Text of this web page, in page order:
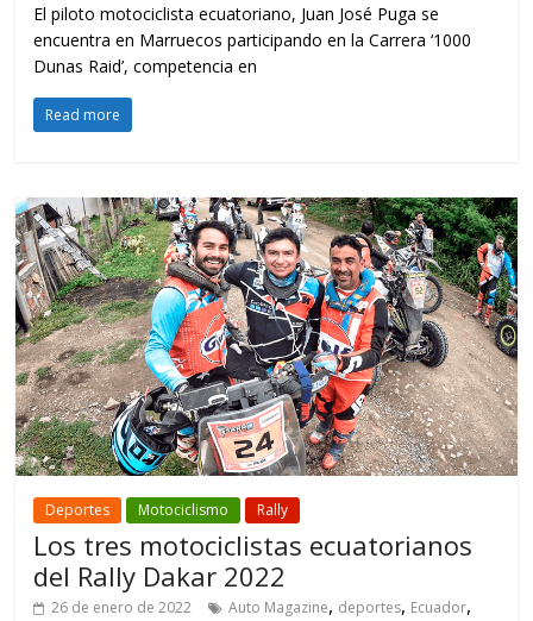
El piloto motociclista ecuatoriano, Juan José Puga se
encuentra en Marruecos participando en la Carrera ‘1000
Dunas Raid’, competencia en
Read more
Deportes Motociclismo Rally
Los tres motociclistas ecuatorianos
del Rally Dakar 2022
26 de enero de 2022 Auto Magazine, deportes, Ecuador,